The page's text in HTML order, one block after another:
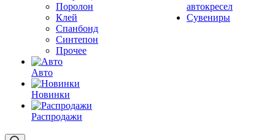
Поролон
Клей
Спанбонд
Синтепон
Прочее
Авто
Новинки
Распродажи
автокресел
Сувениры